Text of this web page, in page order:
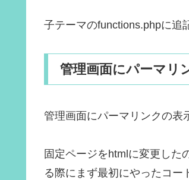
子テーマのfunctions.phpに追
管理画面にパーマリ
管理画面にパーマリンクの表
固定ページをhtmlに変更した
る際にまず最初にやったコー